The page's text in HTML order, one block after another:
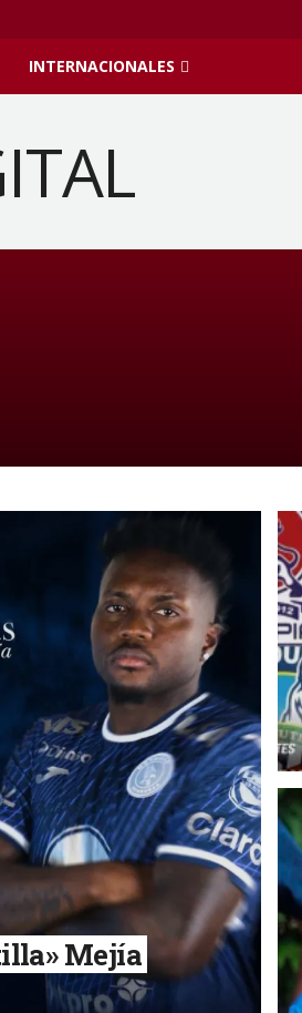
INTERNACIONALES
Mejía